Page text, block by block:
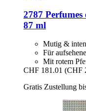
2787 Perfumes
87 ml
Mutig &
Für
Mit rotem
CHF 181.01 (CHF
Gratis Zustellung